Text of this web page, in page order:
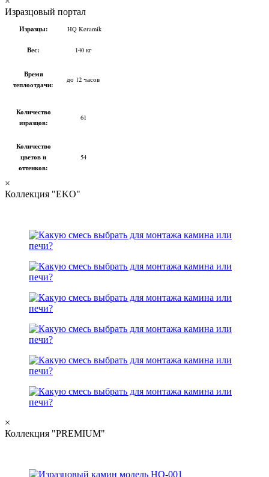
Изразцовый портал
Изразцы: HQ Keramik
Вес: 140 кг
Время
теплоотдачи:
до 12 часов
Количество
изразцов:
61
Количество
цветов и
оттенков:
54
×
Коллекция "EKO"
×
Коллекция "PREMIUM"